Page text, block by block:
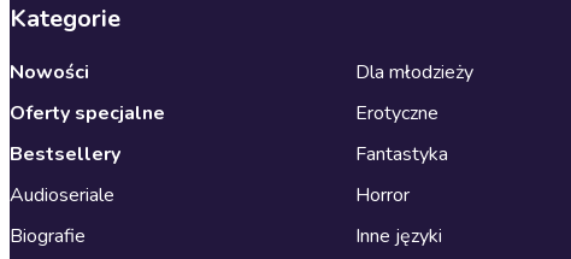
Kategorie
Nowości
Oferty specjalne
Bestsellery
Audioseriale
Biografie
Dla młodzieży
Erotyczne
Fantastyka
Horror
Inne języki